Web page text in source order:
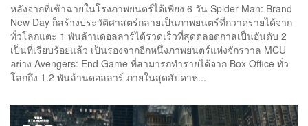
หลังจากที่เข้าฉายในโรงภาพยนตร์ได้เพียง 6 วัน Spider-Man: Brand
New Day ก็สร้างประวัติศาสตร์กลายเป็นภาพยนตร์ที่กวาดรายได้จาก
ทั่วโลกแตะ 1 พันล้านดอลลาร์ได้รวดเร็วที่สุดตลอดกาลเป็นอันดับ 2
เป็นที่เรียบร้อยแล้ว เป็นรองจากอีกหนึ่งภาพยนตร์แห่งจักรวาล MCU
อย่าง Avengers: End Game ที่สามารถทำรายได้จาก Box Office ทั่ว
โลกถึง 1.2 พันล้านดอลลาร์ ภายในสุดสัปดาห...